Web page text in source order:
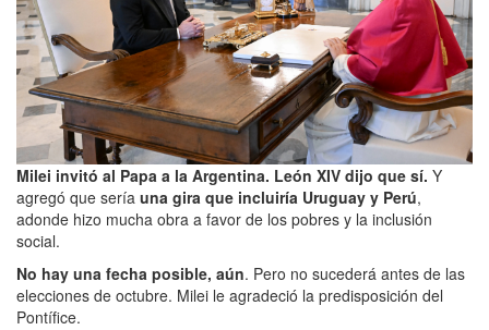
Milei invitó al Papa a la Argentina. León XIV dijo que sí. Y
agregó que sería una gira que incluiría Uruguay y Perú,
adonde hizo mucha obra a favor de los pobres y la inclusión
social.
No hay una fecha posible, aún. Pero no sucederá antes de las
elecciones de octubre. Milei le agradeció la predisposición del
Pontífice.